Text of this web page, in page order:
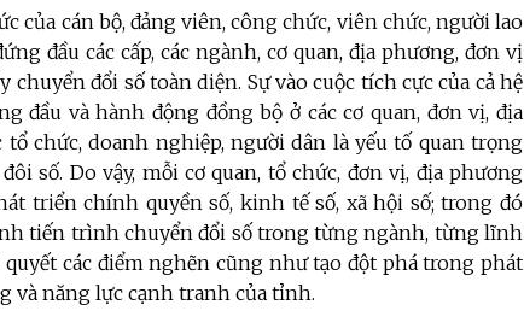
của cán bộ, đảng viên, công chức, viên chức, người lao
đầu các cấp, các ngành, cơ quan, địa phương, đơn vị
đổi số toàn diện. Sự vào cuộc tích cực của cả hệ
đầu và hành động đồng bộ ở các cơ quan, đơn vị, địa
chức, doanh nghiệp, người dân là yếu tố quan trọng
số. Do vậy, mỗi cơ quan, tổ chức, đơn vị, địa phương
triển chính quyền số, kinh tế số, xã hội số; trong đó
tiến trình chuyển đổi số trong từng ngành, từng lĩnh
các điểm nghẽn cũng như tạo đột phá trong phát
và năng lực cạnh tranh của tỉnh.